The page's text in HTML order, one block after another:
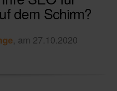
dem Schirm?
, am 27.10.2020